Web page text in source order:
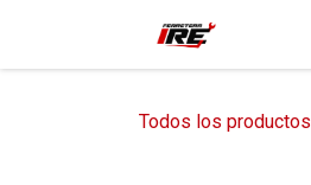
Todos los productos